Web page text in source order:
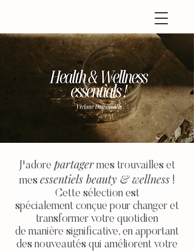
J'adore partager mes trouvailles et
mes essentiels beauty & wellness!
Cette sélectionest
spécialement conçue pour changer et
transformer votre quotidien
de manière significative, en apportant
des nouveautés qui améliorent votre